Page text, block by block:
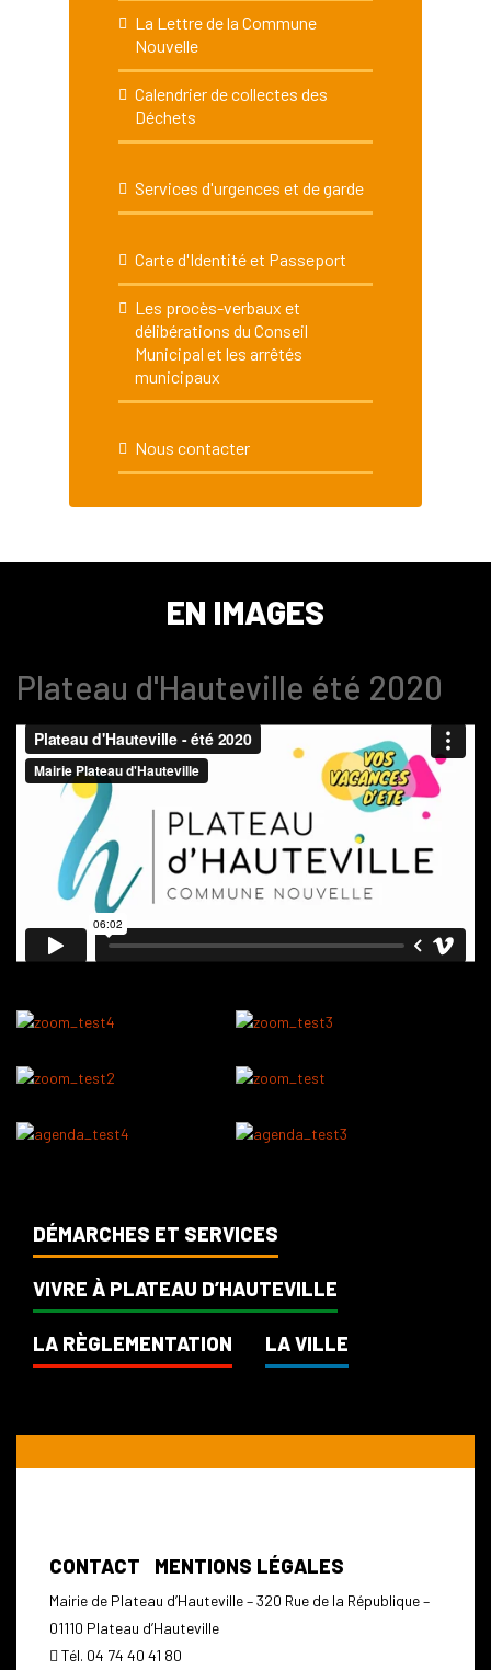
La Lettre de la Commune
Nouvelle
Calendrier de collectes des
Déchets
Services d'urgences et de garde
Carte d'Identité et Passeport
Les procès-verbaux et
délibérations du Conseil
Municipal et les arrêtés
municipaux
Nous contacter
EN IMAGES
Plateau d'Hauteville été 2020
DÉMARCHES ET SERVICES
VIVRE À PLATEAU D’HAUTEVILLE
LA RÈGLEMENTATION LA VILLE
CONTACT MENTIONS LÉGALES
Mairie de Plateau d’Hauteville – 320 Rue de la République –
01110 Plateau d’Hauteville
Tél. 04 74 40 41 80